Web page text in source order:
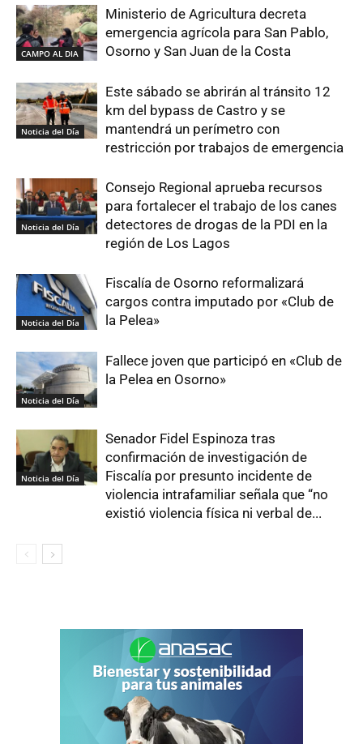
CAMPO AL DIA
Ministerio de Agricultura decreta
emergencia agrícola para San Pablo,
Osorno y San Juan de la Costa
Noticia del Día
Este sábado se abrirán al tránsito 12
km del bypass de Castro y se
mantendrá un perímetro con
restricción por trabajos de emergencia
Noticia del Día
Consejo Regional aprueba recursos
para fortalecer el trabajo de los canes
detectores de drogas de la PDI en la
región de Los Lagos
Noticia del Día
Fiscalía de Osorno reformalizará
cargos contra imputado por «Club de
la Pelea»
Noticia del Día
Fallece joven que participó en «Club de
la Pelea en Osorno»
Noticia del Día
Senador Fidel Espinoza tras
confirmación de investigación de
Fiscalía por presunto incidente de
violencia intrafamiliar señala que “no
existió violencia física ni verbal de...